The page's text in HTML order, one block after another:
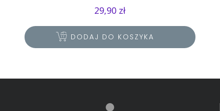
29,90 zł
DODAJ DO KOSZYKA